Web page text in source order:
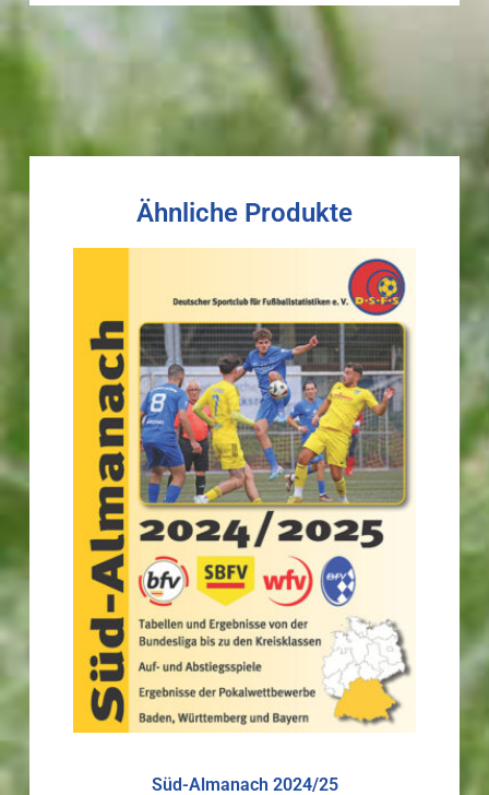
Ähnliche Produkte
Süd-Almanach 2024/25